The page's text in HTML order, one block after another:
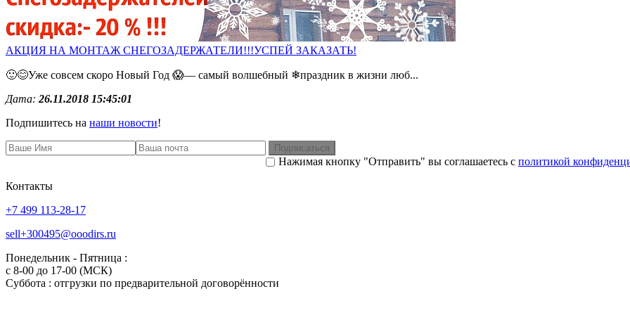
АКЦИЯ НА МОНТАЖ СНЕГОЗАДЕРЖАТЕЛИ!!!УСПЕЙ ЗАКАЗАТЬ!
🙂😊Уже совсем скоро Новый Год 😱— самый волшебный ❄праздник в жизни люб...
Дата: 26.11.2018 15:45:01
Подпишитесь на наши новости!
Подписаться
Нажимая кнопку "Отправить" вы соглашаетесь с политикой
Контакты
+7 499 113-28-17
sell+300495@ooodirs.ru
Понедельник - Пятница :
c 8-00 до 17-00 (МСК)
Суббота : отгрузки по предварительной договорённости